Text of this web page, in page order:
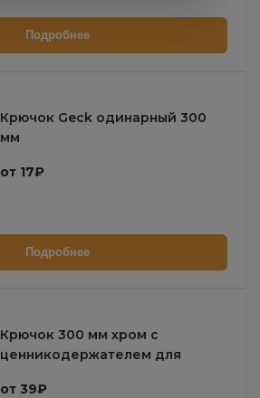
Подробнее
Крючок Geck одинарный 300
мм
от 17₽
Подробнее
Крючок 300 мм хром с
ценникодержателем для
от 39₽